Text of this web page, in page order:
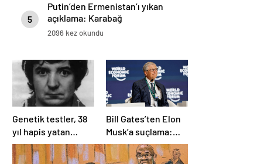
5
Putin’den Ermenistan’ı yıkan
açıklama: Karabağ
Azerbaycan’ın ayrılmaz bir
2096 kez okundu
Genetik testler, 38
yıl hapis yatan
adamın suçsuz
olduğunu ortaya
Bill Gates’ten Elon
Musk’a suçlama:
“Fakir çocukları
öldürdü”